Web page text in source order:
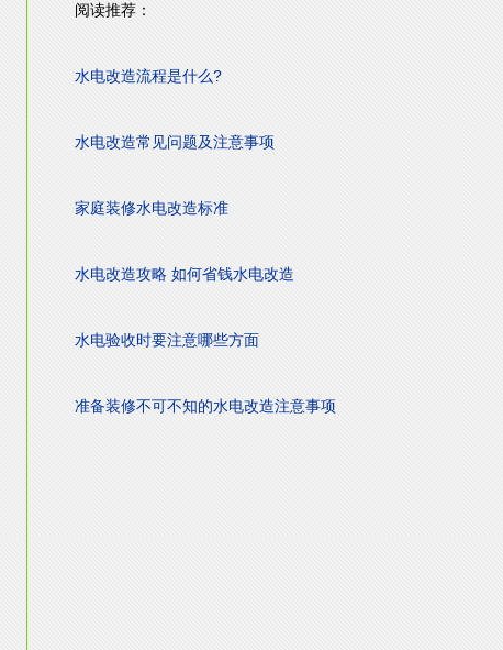
阅读推荐：
水电改造流程是什么?
水电改造常见问题及注意事项
家庭装修水电改造标准
水电改造攻略 如何省钱水电改造
水电验收时要注意哪些方面
准备装修不可不知的水电改造注意事项